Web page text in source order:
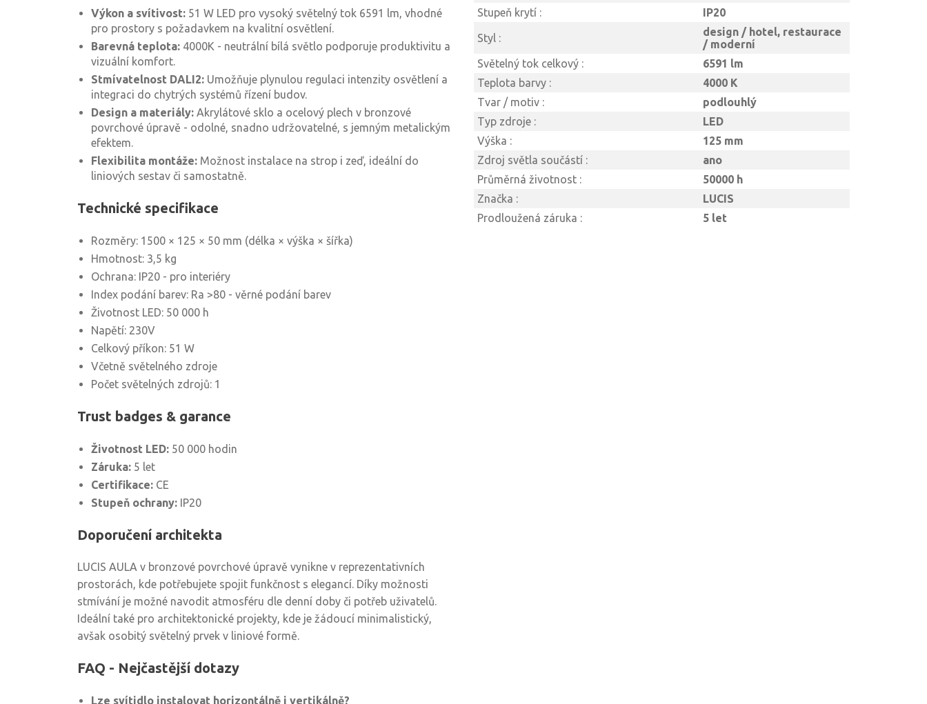
Výkon a svítivost: 51 W LED pro vysoký světelný tok 6591 lm, vhodné
pro prostory s požadavkem na kvalitní osvětlení.
Barevná teplota: 4000K - neutrální bílá světlo podporuje produktivitu a
vizuální komfort.
Stmívatelnost DALI2: Umožňuje plynulou regulaci intenzity osvětlení a
integraci do chytrých systémů řízení budov.
Design a materiály: Akrylátové sklo a ocelový plech v bronzové
povrchové úpravě - odolné, snadno udržovatelné, s jemným metalickým
efektem.
Flexibilita montáže: Možnost instalace na strop i zeď, ideální do
liniových sestav či samostatně.
Technické specifikace
Rozměry: 1500 × 125 × 50 mm (délka × výška × šířka)
Hmotnost: 3,5 kg
Ochrana: IP20 - pro interiéry
Index podání barev: Ra >80 - věrné podání barev
Životnost LED: 50 000 h
Napětí: 230V
Celkový příkon: 51 W
Včetně světelného zdroje
Počet světelných zdrojů: 1
Trust badges & garance
Životnost LED: 50 000 hodin
Záruka: 5 let
Certifikace: CE
Stupeň ochrany: IP20
Doporučení architekta
LUCIS AULA v bronzové povrchové úpravě vynikne v reprezentativních
prostorách, kde potřebujete spojit funkčnost s elegancí. Díky možnosti
stmívání je možné navodit atmosféru dle denní doby či potřeb uživatelů.
Ideální také pro architektonické projekty, kde je žádoucí minimalistický,
avšak osobitý světelný prvek v liniové formě.
FAQ - Nejčastější dotazy
Lze svítidlo instalovat horizontálně i vertikálně?
Stupeň krytí :
IP20
Styl :
design / hotel, restaurace
/ moderní
Světelný tok celkový :
6591 lm
Teplota barvy :
4000 K
Tvar / motiv :
podlouhlý
Typ zdroje :
LED
Výška :
125 mm
Zdroj světla součástí :
ano
Průměrná životnost :
50000 h
Značka :
LUCIS
Prodloužená záruka :
5 let